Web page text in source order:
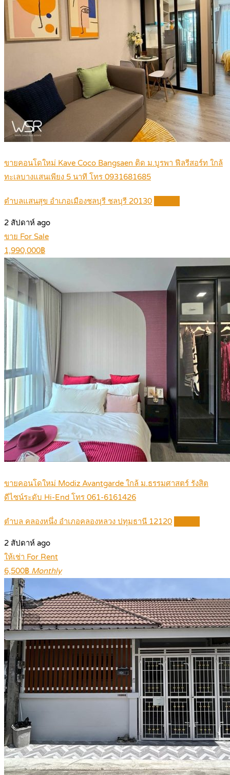
ขายคอนโดใหม่ Kave Coco Bangsaen ติด ม.บูรพา ฟีลรีสอร์ท ใกล้
ทะเลบางแสนเพียง 5 นาที โทร 0931681685
ตำบลแสนสุข อำเภอเมืองชลบุรี ชลบุรี 20130
2 สัปดาห์ ago
ขาย For Sale
1,990,000฿
ขายคอนโดใหม่ Modiz Avantgarde ใกล้ ม.ธรรมศาสตร์ รังสิต
ดีไซน์ระดับ Hi-End โทร 061-6161426
ตำบล คลองหนึ่ง อำเภอคลองหลวง ปทุมธานี 12120
2 สัปดาห์ ago
ให้เช่า For Rent
6,500฿ Monthly